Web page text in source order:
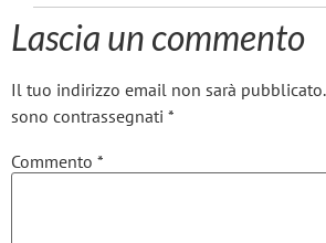
Lascia un commento
Il tuo indirizzo email non sarà pubblicato.
sono contrassegnati *
Commento *